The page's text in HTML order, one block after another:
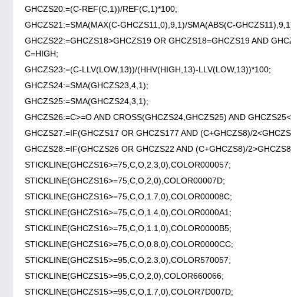
GHCZS20:=(C-REF(C,1))/REF(C,1)*100;
GHCZS21:=SMA(MAX(C-GHCZS11,0),9,1)/SMA(ABS(C-
GHCZS22:=GHCZS18>GHCZS19 OR GHCZS18=GHCZS19 AND
C=HIGH;
GHCZS23:=(C-LLV(LOW,13))/(HHV(HIGH,13)-LLV(LOW,13))*100;
GHCZS24:=SMA(GHCZS23,4,1);
GHCZS25:=SMA(GHCZS24,3,1);
GHCZS26:=C>=O AND CROSS(GHCZS24,GHCZS25) AND
GHCZS27:=IF(GHCZS17 OR GHCZS177 AND (C+GHCZS8)/
GHCZS28:=IF(GHCZS26 OR GHCZS22 AND (C+GHCZS8)/
STICKLINE(GHCZS16>=75,C,O,2.3,0),COLOR000057;
STICKLINE(GHCZS16>=75,C,O,2,0),COLOR00007D;
STICKLINE(GHCZS16>=75,C,O,1.7,0),COLOR00008C;
STICKLINE(GHCZS16>=75,C,O,1.4,0),COLOR0000A1;
STICKLINE(GHCZS16>=75,C,O,1.1,0),COLOR0000B5;
STICKLINE(GHCZS16>=75,C,O,0.8,0),COLOR0000CC;
STICKLINE(GHCZS15>=95,C,O,2.3,0),COLOR570057;
STICKLINE(GHCZS15>=95,C,O,2,0),COLOR660066;
STICKLINE(GHCZS15>=95,C,O,1.7,0),COLOR7D007D;